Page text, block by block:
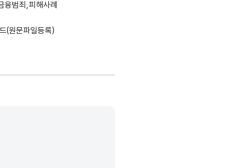
융범죄,피해사례
(원문파일등록)